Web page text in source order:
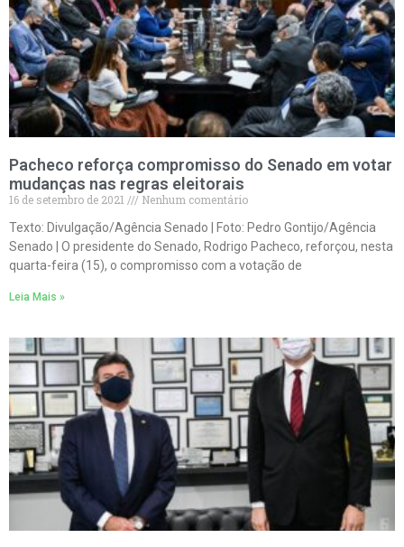
Pacheco reforça compromisso do Senado em votar
mudanças nas regras eleitorais
16 de setembro de 2021
Nenhum comentário
Texto: Divulgação/Agência Senado | Foto: Pedro Gontijo/Agência
Senado | O presidente do Senado, Rodrigo Pacheco, reforçou, nesta
quarta-feira (15), o compromisso com a votação de
Leia Mais »